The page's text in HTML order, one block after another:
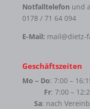
Notfalltelefon und
0178 / 71 64 094
E-Mail: mail@dietz-
Geschäftszeiten
Mo – Do: 7:00 –
Fr: 7:00 –
Sa: nach